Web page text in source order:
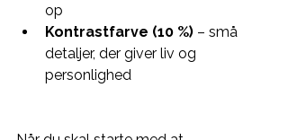
op
Kontrastfarve (10 %) – små
detaljer, der giver liv og
personlighed